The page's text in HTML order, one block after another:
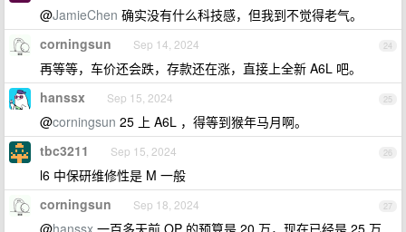
@JamieChen 确实没有什么科技感，但我到不觉得老气。
24
corningsun Sep 14, 2024
再等等，车价还会跌，存款还在涨，直接上全新 A6L 吧。
25
hanssx Sep 15, 2024
@corningsun 25 上 A6L ，得等到猴年马月啊。
26
tbc3211 Sep 15, 2024
l6 中保研维修性是 M 一般
27
corningsun Sep 18, 2024
@hanssx 一百多天前 OP 的预算是 20 万，现在已经是 25 万